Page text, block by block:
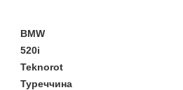
BMW
520i
Teknorot
Туреччина